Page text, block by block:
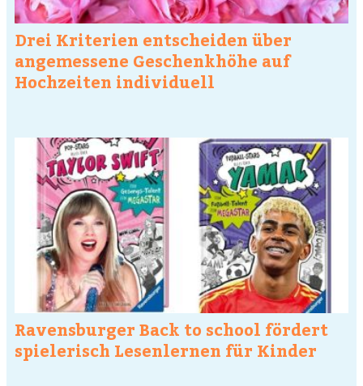
Drei Kriterien entscheiden über
angemessene Geschenkhöhe auf
Hochzeiten individuell
Ravensburger Back to school fördert
spielerisch Lesenlernen für Kinder